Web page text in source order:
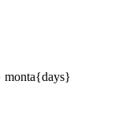
monta{days}